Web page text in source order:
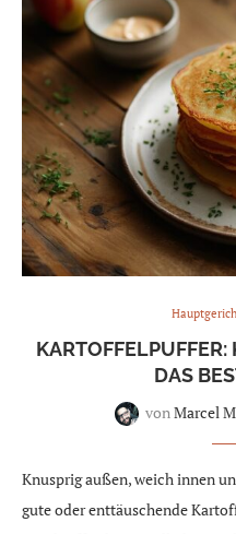
DAS
von Marcel
Knusprig außen, weich innen
gute oder enttäuschende